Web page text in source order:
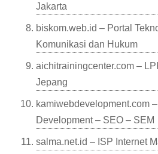
Jakarta
biskom.web.id – Portal
Komunikasi dan Hukum
aichitrainingcenter.com –
Jepang
kamiwebdevelopment.com
Development – SEO – SEM
salma.net.id – ISP Internet